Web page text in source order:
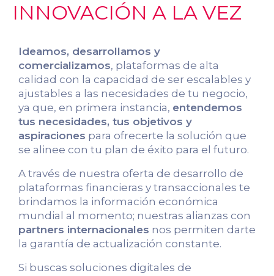
INNOVACIÓN A LA VEZ
Ideamos, desarrollamos y
comercializamos, plataformas de alta
calidad con la capacidad de ser escalables y
ajustables a las necesidades de tu negocio,
ya que, en primera instancia, entendemos
tus necesidades, tus objetivos y
aspiraciones para ofrecerte la solución que
se alinee con tu plan de éxito para el futuro.
A través de nuestra oferta de desarrollo de
plataformas financieras y transaccionales te
brindamos la información económica
mundial al momento; nuestras alianzas con
partners internacionales nos permiten darte
la garantía de actualización constante.
Si buscas soluciones digitales de